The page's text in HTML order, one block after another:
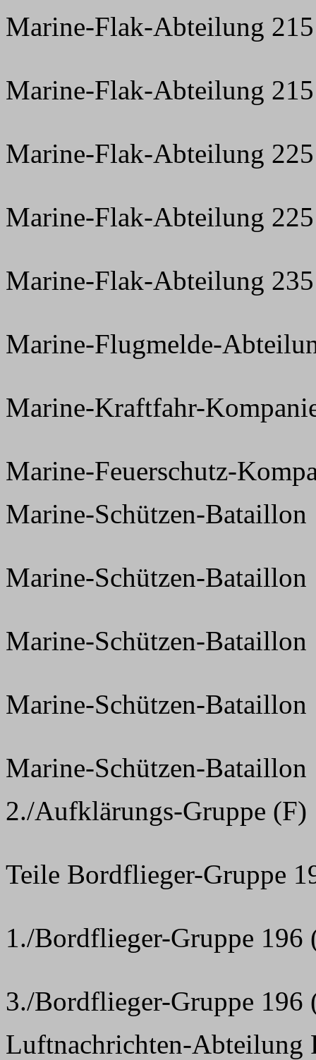
Marine-Flak-Abteilung 215
Marine-Flak-Abteilung
Marine-Flak-Abteilung 225
Marine-Flak-Abteilung
Marine-Flak-Abteilung
Marine-Flugmelde-
Marine-Kraftfahr-
Marine-Feuerschutz-
Marine-Schützen-Bataillon
Marine-Schützen-Bataillon
Marine-Schützen-Bataillon
Marine-Schützen-Bataillon
Marine-Schützen-Bataillon
2./Aufklärungs-Gruppe (F)
Teile Bordflieger-Gruppe
1./Bordflieger-Gruppe 196
3./Bordflieger-Gruppe 196
Luftnachrichten-Abteilung